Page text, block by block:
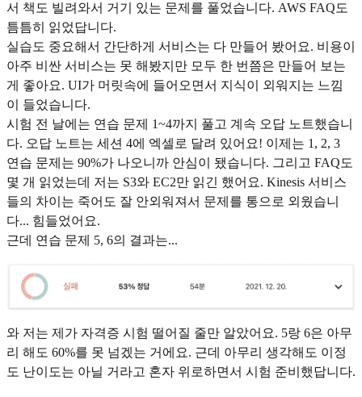
서 책도 빌려와서 거기 있는 문제를 풀었습니다. AWS FAQ도
틈틈히 읽었답니다.
실습도 중요해서 간단하게 서비스는 다 만들어 봤어요. 비용이
아주 비싼 서비스는 못 해봤지만 모두 한 번쯤은 만들어 보는
게 좋아요. UI가 머릿속에 들어오면서 지식이 외워지는 느낌
이 들었습니다.
시험 전 날에는 연습 문제 1~4까지 풀고 계속 오답 노트했습니
다. 오답 노트는 세션 4에 엑셀로 달려 있어요! 이제는 1, 2, 3
연습 문제는 90%가 나오니까 안심이 됐습니다. 그리고 FAQ도
몇 개 읽었는데 저는 S3와 EC2만 읽긴 했어요. Kinesis 서비스
들의 차이는 죽어도 잘 안외워져서 문제를 통으로 외웠습니
다... 힘들었어요.
근데 연습 문제 5, 6의 결과는...
와 저는 제가 자격증 시험 떨어질 줄만 알았어요. 5랑 6은 아무
리 해도 60%를 못 넘겠는 거에요. 근데 아무리 생각해도 이정
도 난이도는 아닐 거라고 혼자 위로하면서 시험 준비했답니다.